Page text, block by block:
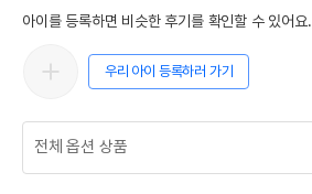
아이를 등록하면 비슷한 후기를 확인할 수 있어요.
우리 아이 등록하러 가기